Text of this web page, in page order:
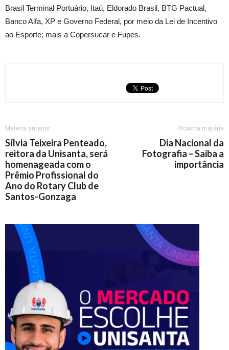
Brasil Terminal Portuário, Itaú, Eldorado Brasil, BTG Pactual,
Banco Alfa, XP e Governo Federal, por meio da Lei de Incentivo
ao Esporte; mais a Copersucar e Fupes.
Matéria anterior
Sílvia Teixeira Penteado,
reitora da Unisanta, será
homenageada com o
Prêmio Profissional do
Ano do Rotary Club de
Santos-Gonzaga
Próxima matéria
Dia Nacional da
Fotografia – Saiba a
importância